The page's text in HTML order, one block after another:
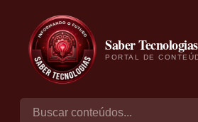
Saber Tecnologias
PORTAL DE